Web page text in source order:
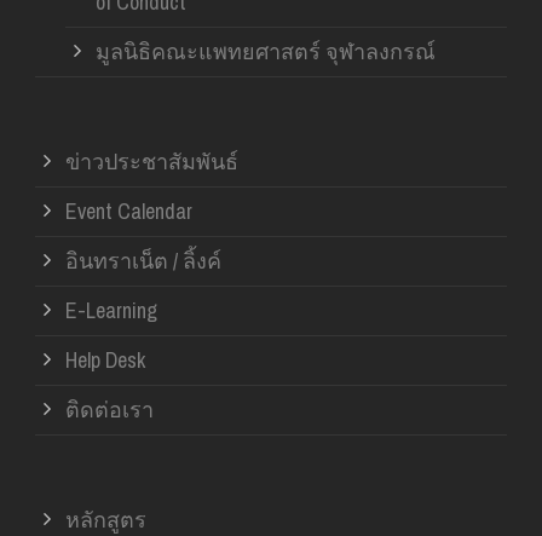
มูลนิธิคณะแพทยศาสตร์ จุฬาลงกรณ์
ข่าวประชาสัมพันธ์
Event Calendar
อินทราเน็ต / ลิ้งค์
E-Learning
Help Desk
ติดต่อเรา
หลักสูตร